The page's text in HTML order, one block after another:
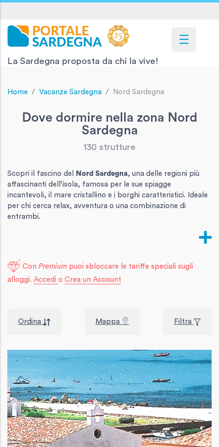
La Sardegna proposta da chi la vive!
Home Vacanze Sardegna Nord Sardegna
Dove dormire nella zona Nord
Sardegna
130 strutture
Scopri il fascino del Nord Sardegna, una delle regioni più
affascinanti dell’isola, famosa per le sue spiagge
incantevoli, il mare cristallino e i borghi caratteristici. Ideale
per chi cerca relax, avventura o una combinazione di
entrambi.
Con Premium puoi sbloccare le tariffe speciali sugli
alloggi. Accedi o Crea un Account
Ordina Mappa Filtra